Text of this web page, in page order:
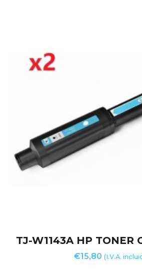
TJ-W1143A HP TONER
€15,80 (I.V.A.